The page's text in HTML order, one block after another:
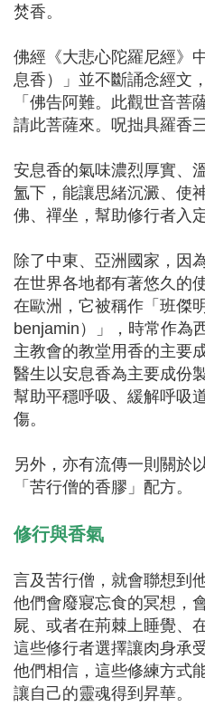
焚香。
佛經《大悲心陀羅尼經》
息香）」並不斷誦念經文
「佛告阿難。此觀世音菩
請此菩薩來。呪拙具羅香
安息香的氣味濃烈厚實、
氳下，能讓思緒沉澱、使
佛、禪坐，幫助修行者入
除了中東、亞洲國家，因
在世界各地都有著悠久的
在歐洲，它被稱作「班傑
benjamin）」，時常作為
主教會的教堂用香的主要
醫生以安息香為主要成份
幫助平穩呼吸、緩解呼吸
傷。
另外，亦有流傳一則關於
「苦行僧的香膠」配方。
修行與香氣
言及苦行僧，就會聯想到
他們會廢寢忘食的冥想，
屍、或者在荊棘上睡覺、
這些修行者選擇讓肉身承
他們相信，這些修練方式
讓自己的靈魂得到昇華。